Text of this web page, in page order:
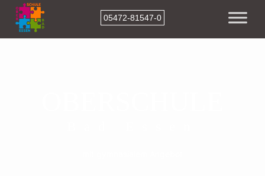
05472-81547-0